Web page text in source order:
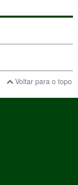
Voltar para o topo